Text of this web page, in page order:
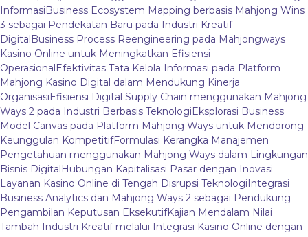
InformasiBusiness Ecosystem Mapping berbasis Mahjong Wins
3 sebagai Pendekatan Baru pada Industri Kreatif
DigitalBusiness Process Reengineering pada Mahjongways
Kasino Online untuk Meningkatkan Efisiensi
OperasionalEfektivitas Tata Kelola Informasi pada Platform
Mahjong Kasino Digital dalam Mendukung Kinerja
OrganisasiEfisiensi Digital Supply Chain menggunakan Mahjong
Ways 2 pada Industri Berbasis TeknologiEksplorasi Business
Model Canvas pada Platform Mahjong Ways untuk Mendorong
Keunggulan KompetitifFormulasi Kerangka Manajemen
Pengetahuan menggunakan Mahjong Ways dalam Lingkungan
Bisnis DigitalHubungan Kapitalisasi Pasar dengan Inovasi
Layanan Kasino Online di Tengah Disrupsi TeknologiIntegrasi
Business Analytics dan Mahjong Ways 2 sebagai Pendukung
Pengambilan Keputusan EksekutifKajian Mendalam Nilai
Tambah Industri Kreatif melalui Integrasi Kasino Online dengan